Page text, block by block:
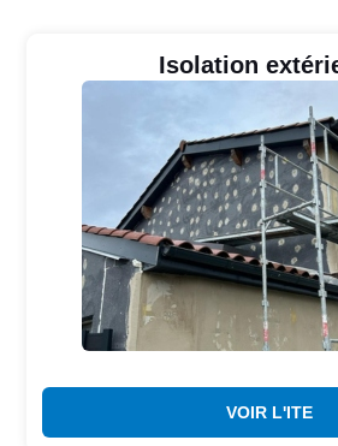
Isolation
VOIR L'ITE